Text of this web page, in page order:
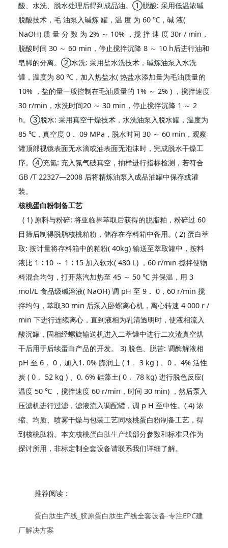
酸、水洗、脱水处理后得到成品油。①脱酸: 采用低温浓碱
脱酸技术，毛 油泵入碱炼 罐，温 度 为 60 ℃，碱 液(
NaOH) 质 量 分 数 为 2% ～ 10% ，搅 拌 速 度 30r / min，
脱酸时间 30 ～ 60 min，停止搅拌沉降 8 ～ 10 h后进行油和
皂脚的分离。②水洗: 采用盐水洗技术，碱炼油泵入水洗
罐，温度为 80 ℃，加入热盐水( 热盐水添加量为毛油质量的
10% ，盐的量一般控制在毛油质量的 1% ～ 2% ) ，搅拌速度
30 r/min，水洗时间20 ～ 30 min，停止搅拌沉降 1 ～ 2
h。③脱水: 采用真空干燥技术，水洗油泵入脱水罐，温度为
85 ℃，真空度 0． 09 MPa，脱水时间 30 ～ 60 min，观察
罐顶部视镜表面无水滴或油表面无泡沫时，完成脱水干燥工
序。④充氮: 充入氮气破真空，抽样进行指标检测，若符合
GB /T 22327—2008 后将精炼油泵入成品油罐中保存或灌
装。
核桃蛋白粉制备工艺
( 1) 原料与粉碎: 将亚临界萃取后获得的脱脂粕，粉碎过 60
目筛后制得脱脂核桃粕粉，储存在存料箱中备用。( 2) 蛋白萃
取: 按计量将存料箱中的粕粉( 40kg) 输送至萃取罐中，按料
液比 1 ∶ 10 ～ 1 ∶ 15 加入软水( 480 L) ，60 r/min 搅拌使物
料混合均匀，打开蒸汽加热至 45 ～ 50 ℃ 并保温，用 3
mol/L 食品级碱溶液( NaOH) 调 pH 至 9． 0，60 r/min 搅
拌均匀，萃取30 min 后泵入卧螺离心机，离心转速 4 000 r /
min 下进行连续离心，直到液相为乳清透明时，使液相流入
酸沉罐，固相经螺旋输送机进入二萃罐中进行二次渣真空烘
干后用于后续蛋白产品的开发。 3) 脱色、脱苦: 调酶解液相
pH 至 6． 0，加入1. 0% 膨润土 ( 1． 3 kg ) 、0． 4% 活性
炭 ( 0． 52 kg ) 、0. 6% 硅藻土( 0． 78 kg) 进行脱色反应(
温度 50 ℃ ，搅拌速度 60 r/min，时间 30 min) ，然后泵入
压滤机进行过滤，滤液流入调配罐，调 p H 至中性。( 4) 浓
缩、均质、喷雾干燥与包装工艺同核桃蛋白粉制备工艺，得
到核桃肽粉。本文核桃蛋白肽生产线部分参数和标准只作为
探讨所用，非标定制全套设备请联系我们详细了解。
推荐阅读：
蛋白肽生产线_胶原蛋白肽生产线全套设备-专注EPC建
厂解决方案